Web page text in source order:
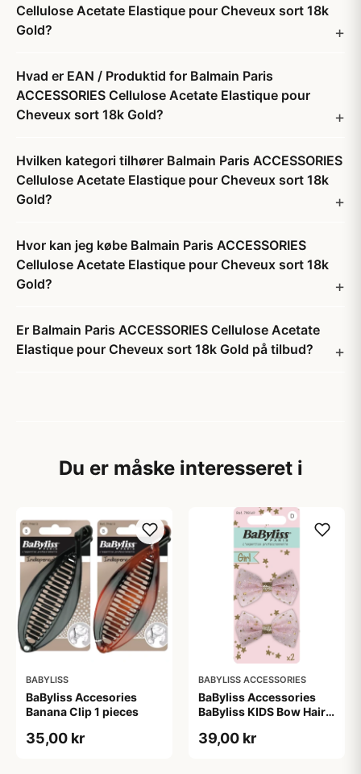
Cellulose Acetate Elastique pour Cheveux sort 18k
Gold?
Hvad er EAN / Produktid for Balmain Paris
ACCESSORIES Cellulose Acetate Elastique pour
Cheveux sort 18k Gold?
Hvilken kategori tilhører Balmain Paris ACCESSORIES
Cellulose Acetate Elastique pour Cheveux sort 18k
Gold?
Hvor kan jeg købe Balmain Paris ACCESSORIES
Cellulose Acetate Elastique pour Cheveux sort 18k
Gold?
Er Balmain Paris ACCESSORIES Cellulose Acetate
Elastique pour Cheveux sort 18k Gold på tilbud?
Du er måske interesseret i
BABYLISS
BaByliss Accesories
Banana Clip 1 pieces
35,00 kr
BABYLISS ACCESSORIES
BaByliss Accessories
BaByliss KIDS Bow Hair
39,00 kr